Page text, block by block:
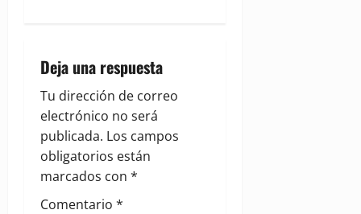
v
i
g
a
Deja una respuesta
Tu dirección de correo
electrónico no será
publicada. Los campos
obligatorios están
marcados con *
Comentario *